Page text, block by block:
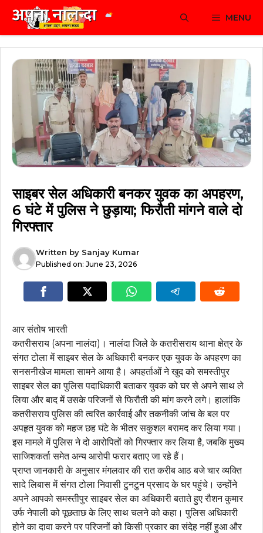
content
MENU
साइबर सेल अधिकारी बनकर युवक का अपहरण,
6 घंटे में पुलिस ने छुड़ाया; फिरौती मांगने वाले दो
गिरफ्तार
Written by Sanjay Kumar
Published on: June 23, 2026
आर संतोष भारती
कतरीसराय (अपना नालंदा)। नालंदा जिले के कतरीसराय थाना क्षेत्र के
संगत टोला में साइबर सेल के अधिकारी बनकर एक युवक के अपहरण का
सनसनीखेज मामला सामने आया है। अपहर्ताओं ने खुद को समस्तीपुर
साइबर सेल का पुलिस पदाधिकारी बताकर युवक को घर से अपने साथ ले
लिया और बाद में उसके परिजनों से फिरौती की मांग करने लगे। हालांकि
कतरीसराय पुलिस की त्वरित कार्रवाई और तकनीकी जांच के बल पर
अपहृत युवक को महज छह घंटे के भीतर सकुशल बरामद कर लिया गया।
इस मामले में पुलिस ने दो आरोपितों को गिरफ्तार कर लिया है, जबकि मुख्य
साजिशकर्ता समेत अन्य आरोपी फरार बताए जा रहे हैं।
प्राप्त जानकारी के अनुसार मंगलवार की रात करीब आठ बजे चार व्यक्ति
सादे लिबास में संगत टोला निवासी टुनटुन प्रसाद के घर पहुंचे। उन्होंने
अपने आपको समस्तीपुर साइबर सेल का अधिकारी बताते हुए रौशन कुमार
उर्फ नेपाली को पूछताछ के लिए साथ चलने को कहा। पुलिस अधिकारी
होने का दावा करने पर परिजनों को किसी प्रकार का संदेह नहीं हुआ और